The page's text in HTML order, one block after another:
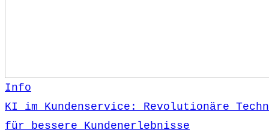
Info
KI im Kundenservice: Revolutionäre
für bessere Kundenerlebnisse